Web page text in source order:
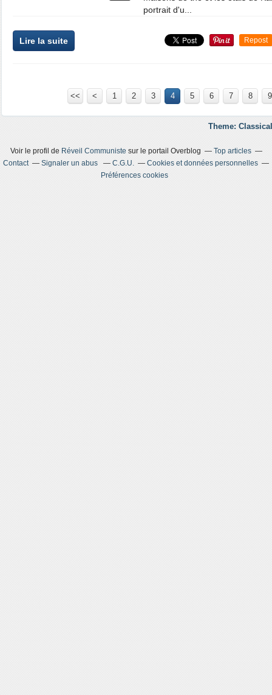
portrait d'u...
Lire la suite Repost
<< < 1 2 3 4 5 6 7 8 9
Theme:
Voir le profil de Réveil Communiste sur le portail Overblog
Top articles
Contact
Signaler un abus C.G.U.
Cookies et données personnelles
Préférences cookies